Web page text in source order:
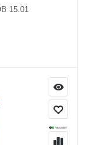
15.01